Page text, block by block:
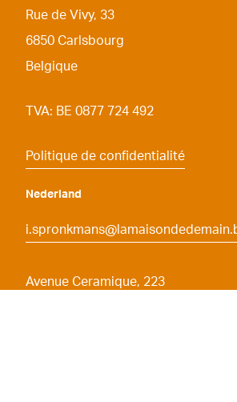
Rue de Vivy, 33
6850 Carlsbourg
Belgique
TVA: BE 0877 724 492
Politique de confidentialité
Nederland
Avenue Ceramique, 223